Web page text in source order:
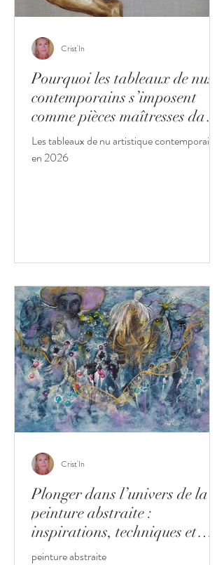
Pourquoi les tableaux de nus
contemporains s’imposent
comme pièces maîtresses dans
les intérieurs haut de gamme
en 2026
Les tableaux de nu artistique contemporain
en 2026
Crist'In
Plonger dans l’univers de la
peinture abstraite :
inspirations, techniques et
décoration
peinture abstraite
Crist'In